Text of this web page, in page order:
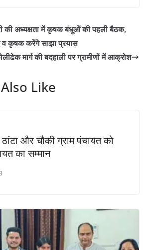
की अध्यक्षता में कृषक बंधुओं की पहली बैठक,
व कृषक करेंगे साझा प्रयास
मार्ग की बदहाली पर ग्रामीणों में आक्रोश
Like
और चौकी ग्राम पंचायत को
का सम्मान